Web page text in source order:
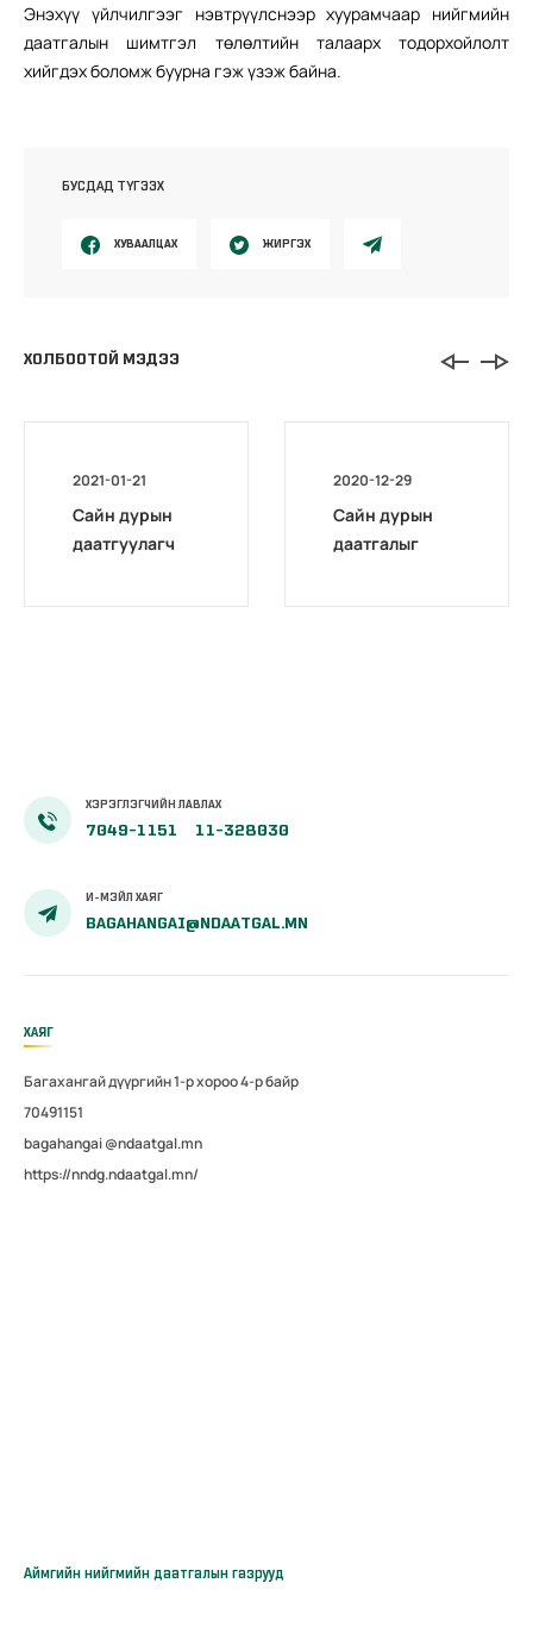
Энэхүү үйлчилгээг нэвтрүүлснээр хуурамчаар нийгмийн
даатгалын шимтгэл төлөлтийн талаарх тодорхойлолт
хийгдэх боломж буурна гэж үзэж байна.
БУСДАД ТҮГЭЭХ
ХУВААЛЦАХ ЖИРГЭХ
ХОЛБООТОЙ МЭДЭЭ
2021-01-21
Сайн дурын
даатгуулагч
2020-12-29
Сайн дурын
даатгалыг
ХЭРЭГЛЭГЧИЙН ЛАВЛАХ
7049-1151 11-328030
И-МЭЙЛ ХАЯГ
BAGAHANGAI@NDAATGAL.MN
ХАЯГ
Багахангай дүүргийн 1-р хороо 4-р байр
70491151
bagahangai @ndaatgal.mn
https://nndg.ndaatgal.mn/
Аймгийн нийгмийн даатгалын газрууд